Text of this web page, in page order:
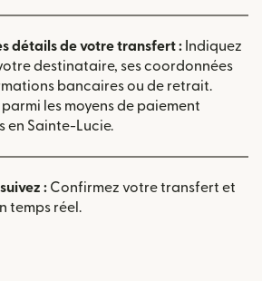
détails de votre transfert : Indiquez
destinataire, ses coordonnées
bancaires ou de retrait.
les moyens de paiement
en Sainte-Lucie.
: Confirmez votre transfert et
temps réel.